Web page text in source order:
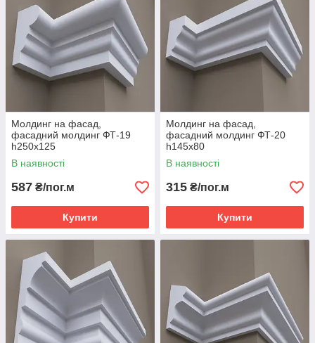
Молдинг на фасад,
фасадний молдинг ФТ-19
h250х125
В наявності
587 ₴/пог.м
Купити
Молдинг на фасад,
фасадний молдинг ФТ-20
h145х80
В наявності
315 ₴/пог.м
Купити